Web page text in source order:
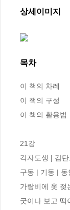
상세이미지
목차
이 책의 차례
이 책의 구성
이 책의 활용법
21강
각자도생 | 감
구동 | 기동 |
가랑비에 옷
굿이나 보고